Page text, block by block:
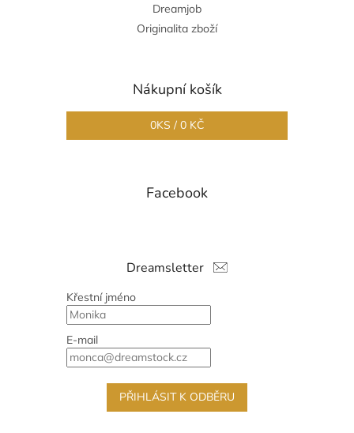
Dreamjob
Originalita zboží
Nákupní košík
0KS / 0 KČ
Facebook
Dreamsletter
Křestní jméno
E-mail
PŘIHLÁSIT K ODBĚRU